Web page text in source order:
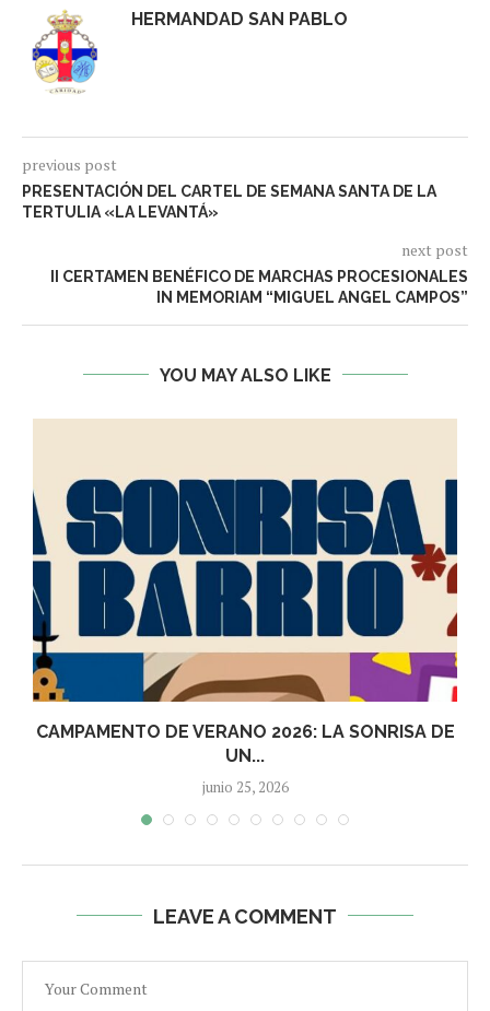
HERMANDAD SAN PABLO
previous post
PRESENTACIÓN DEL CARTEL DE SEMANA SANTA DE LA
TERTULIA «LA LEVANTÁ»
next post
II CERTAMEN BENÉFICO DE MARCHAS PROCESIONALES
IN MEMORIAM “MIGUEL ANGEL CAMPOS”
YOU MAY ALSO LIKE
CAMPAMENTO DE VERANO 2026: LA SONRISA DE
UN...
junio 25, 2026
LEAVE A COMMENT